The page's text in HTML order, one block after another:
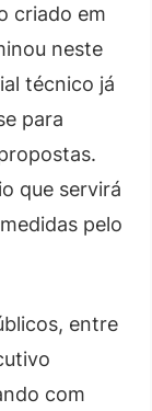
criado em
neste
técnico já
para
que servirá
pelo
entre
com